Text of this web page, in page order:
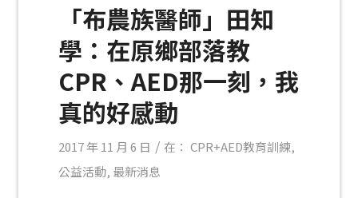
「布農族醫師」田知
學：在原鄉部落教
CPR、AED那一刻，我
真的好感動
2017 年 11 月 6 日 / 在：CPR+AED教育訓練,
公益活動, 最新消息